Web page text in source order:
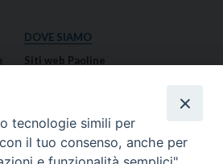
DOVE SIAMO
Siti web Paoline
Notizie dal governo generale
Notizie in breve
tecnologie simili per
il tuo consenso, anche per